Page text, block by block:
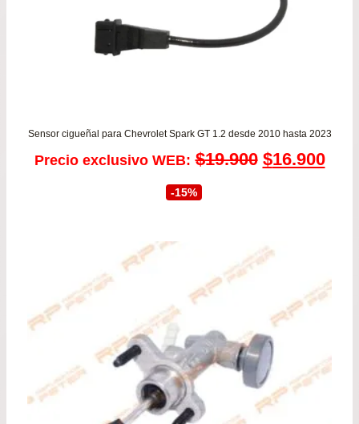
Sensor cigueñal para Chevrolet Spark GT 1.2 desde 2010 hasta 2023
Precio exclusivo WEB: $19.900 El
era:
$19.900.
$16.900El
-15%